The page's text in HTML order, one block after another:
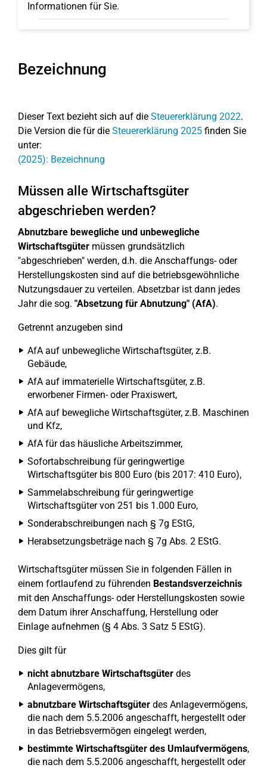
Informationen für Sie.
Bezeichnung
Dieser Text bezieht sich auf die Steuererklärung 2022.
Die Version die für die Steuererklärung 2025 finden Sie
unter:
(2025): Bezeichnung
Müssen alle Wirtschaftsgüter
abgeschrieben werden?
Abnutzbare bewegliche und unbewegliche
Wirtschaftsgüter müssen grundsätzlich
"abgeschrieben" werden, d.h. die Anschaffungs- oder
Herstellungskosten sind auf die betriebsgewöhnliche
Nutzungsdauer zu verteilen. Absetzbar ist dann jedes
Jahr die sog. "Absetzung für Abnutzung" (AfA).
Getrennt anzugeben sind
AfA auf unbewegliche Wirtschaftsgüter, z.B.
Gebäude,
AfA auf immaterielle Wirtschaftsgüter, z.B.
erworbener Firmen- oder Praxiswert,
AfA auf bewegliche Wirtschaftsgüter, z.B. Maschinen
und Kfz,
AfA für das häusliche Arbeitszimmer,
Sofortabschreibung für geringwertige
Wirtschaftsgüter bis 800 Euro (bis 2017: 410 Euro),
Sammelabschreibung für geringwertige
Wirtschaftsgüter von 251 bis 1.000 Euro,
Sonderabschreibungen nach § 7g EStG,
Herabsetzungsbeträge nach § 7g Abs. 2 EStG.
Wirtschaftsgüter müssen Sie in folgenden Fällen in
einem fortlaufend zu führenden Bestandsverzeichnis
mit den Anschaffungs- oder Herstellungskosten sowie
dem Datum ihrer Anschaffung, Herstellung oder
Einlage aufnehmen (§ 4 Abs. 3 Satz 5 EStG).
Dies gilt für
nicht abnutzbare Wirtschaftsgüter des
Anlagevermögens,
abnutzbare Wirtschaftsgüter des Anlagevermögens,
die nach dem 5.5.2006 angeschafft, hergestellt oder
in das Betriebsvermögen eingelegt werden,
bestimmte Wirtschaftsgüter des Umlaufvermögens,
die nach dem 5.5.2006 angeschafft, hergestellt oder